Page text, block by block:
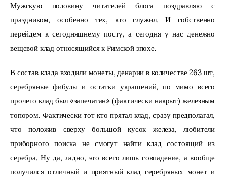
Мужскую половину читателей блога поздравляю с
праздником, особенно тех, кто служил. И собственно
перейдем к сегодняшнему посту, а сегодня у нас денежно
вещевой клад относящийся к Римской эпохе.
В состав клада входили монеты, денарии в количестве 263 шт,
серебряные фибулы и остатки украшений, по мимо всего
прочего клад был «запечатан» (фактически накрыт) железным
топором. Фактически тот кто прятал клад, сразу предполагал,
что положив сверху большой кусок железа, любители
приборного поиска не смогут найти клад состоящий из
серебра. Ну да, ладно, это всего лишь совпадение, а вообще
получился отличный и приятный клад серебряных монет и